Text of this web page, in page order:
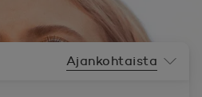
Ajankohtaista